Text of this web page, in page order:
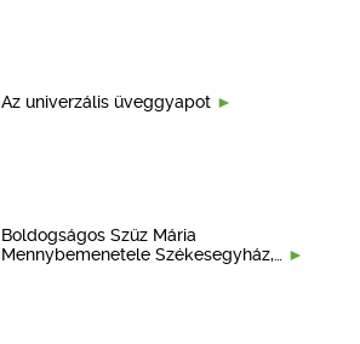
Az univerzális üveggyapot
Boldogságos Szűz Mária
Mennybemenetele Székesegyház,…